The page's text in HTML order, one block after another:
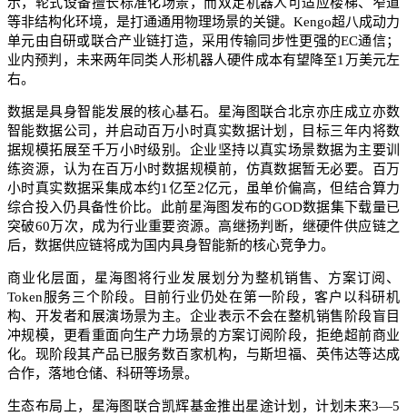
等非结构化环境，是打通通用物理场景的关键。Kengo超八成动力
单元由自研或联合产业链打造，采用传输同步性更强的EC通信；
业内预判，未来两年同类人形机器人硬件成本有望降至1万美元左
右。
数据是具身智能发展的核心基石。星海图联合北京亦庄成立亦数
智能数据公司，并启动百万小时真实数据计划，目标三年内将数
据规模拓展至千万小时级别。企业坚持以真实场景数据为主要训
练资源，认为在百万小时数据规模前，仿真数据暂无必要。百万
小时真实数据采集成本约1亿至2亿元，虽单价偏高，但结合算力
综合投入仍具备性价比。此前星海图发布的GOD数据集下载量已
突破60万次，成为行业重要资源。高继扬判断，继硬件供应链之
后，数据供应链将成为国内具身智能新的核心竞争力。
商业化层面，星海图将行业发展划分为整机销售、方案订阅、
Token服务三个阶段。目前行业仍处在第一阶段，客户以科研机
构、开发者和展演场景为主。企业表示不会在整机销售阶段盲目
冲规模，更看重面向生产力场景的方案订阅阶段，拒绝超前商业
化。现阶段其产品已服务数百家机构，与斯坦福、英伟达等达成
合作，落地仓储、科研等场景。
生态布局上，星海图联合凯辉基金推出星途计划，计划未来3—5